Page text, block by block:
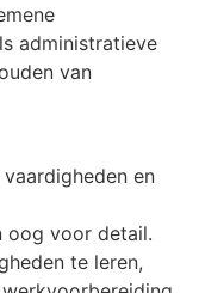
administratieve
van
en
oog voor detail.
te leren,